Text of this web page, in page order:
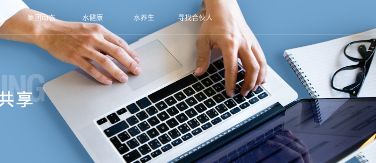
集团动态 水健康 水养生 寻找合伙人